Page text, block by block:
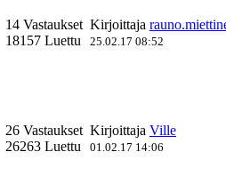
14 Vastaukset
18157 Luettu
Kirjoittaja
25.02.17 08:52
26 Vastaukset
26263 Luettu
Kirjoittaja Ville
01.02.17 14:06